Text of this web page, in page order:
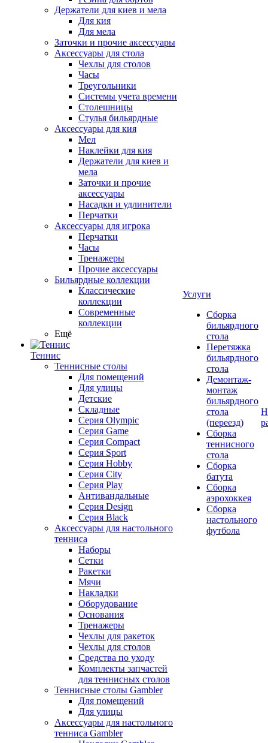
Держатели для киев и мела
Для кия
Для мела
Заточки и прочие аксессуары
Аксессуары для стола
Чехлы для столов
Часы
Треугольники
Системы учета времени
Столешницы
Стулья бильярдные
Аксессуары для кия
Мел
Наклейки для кия
Держатели для киев и
мела
Заточки и прочие
аксессуары
Насадки и удлинители
Перчатки
Аксессуары для игрока
Перчатки
Часы
Тренажеры
Прочие аксессуары
Бильярдные коллекции
Классические
коллекции
Современные
коллекции
Ещё
Теннис
Теннисные столы
Для помещений
Для улицы
Детские
Складные
Серия Olympic
Серия Game
Серия Compact
Серия Sport
Серия Hobby
Серия City
Серия Play
Антивандальные
Серия Design
Серия Black
Аксессуары для настольного
тенниса
Наборы
Сетки
Ракетки
Мячи
Накладки
Оборудование
Основания
Тренажеры
Чехлы для ракеток
Чехлы для столов
Средства по уходу
Комплекты запчастей
для теннисных столов
Теннисные столы Gambler
Для помещений
Для улицы
Аксессуары для настольного
тенниса Gambler
Услуги
Сборка
бильярдного
стола
Перетяжка
бильярдного
стола
Демонтаж-
монтаж
бильярдного
стола
(переезд)
Сборка
теннисного
стола
Сборка
батута
Сборка
аэрохоккея
Сборка
настольного
футбола